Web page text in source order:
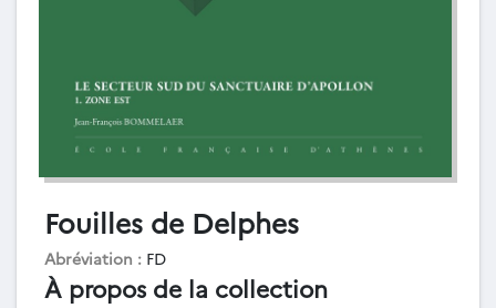
Fouilles de Delphes
Abréviation : FD
À propos de la collection